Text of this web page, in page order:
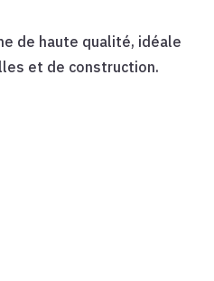
de haute qualité, idéale
et de construction.